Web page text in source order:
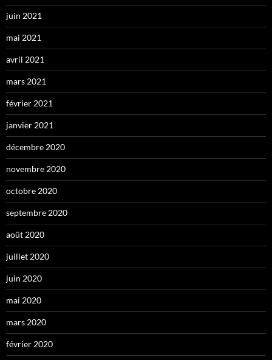
juin 2021
mai 2021
avril 2021
mars 2021
février 2021
janvier 2021
décembre 2020
novembre 2020
octobre 2020
septembre 2020
août 2020
juillet 2020
juin 2020
mai 2020
mars 2020
février 2020